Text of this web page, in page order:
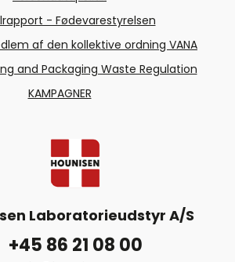
- Fødevarestyrelsen
af den kollektive ordning VANA
and Packaging Waste Regulation
KAMPAGNER
Laboratorieudstyr A/S
+45 86 21 08 00